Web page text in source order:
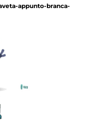
appunto-branca-